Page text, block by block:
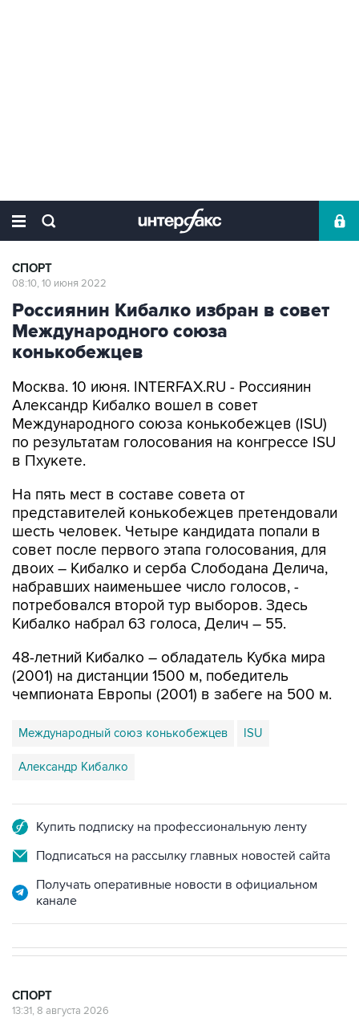
СПОРТ
08:10, 10 июня 2022
Россиянин Кибалко избран в совет
Международного союза
конькобежцев
Москва. 10 июня. INTERFAX.RU - Россиянин
Александр Кибалко вошел в совет
Международного союза конькобежцев (ISU)
по результатам голосования на конгрессе ISU
в Пхукете.
На пять мест в составе совета от
представителей конькобежцев претендовали
шесть человек. Четыре кандидата попали в
совет после первого этапа голосования, для
двоих – Кибалко и серба Слободана Делича,
набравших наименьшее число голосов, -
потребовался второй тур выборов. Здесь
Кибалко набрал 63 голоса, Делич – 55.
48-летний Кибалко – обладатель Кубка мира
(2001) на дистанции 1500 м, победитель
чемпионата Европы (2001) в забеге на 500 м.
Международный союз конькобежцев ISU
Александр Кибалко
Купить подписку на профессиональную ленту
Подписаться на рассылку главных новостей сайта
Получать оперативные новости в официальном
канале
СПОРТ
13:31, 8 августа 2026